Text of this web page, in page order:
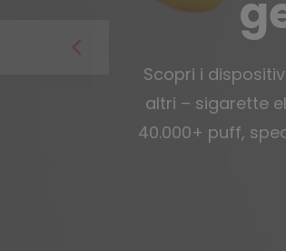
Scopri i
altri – sigarette
40.000+ puff,